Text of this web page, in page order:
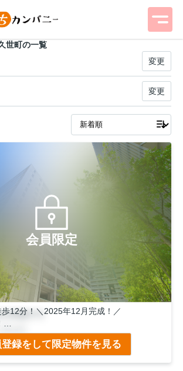
世町の一覧
変更
変更
会員限定
12分！＼2025年12月完成！／
業施設も、落ち着いた住環境もどちらも叶
に徒歩10分以内！子育て世代にうれしい環
録をして限定物件を見る